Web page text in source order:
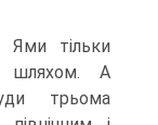
Ями тільки
шляхом. А
трьома